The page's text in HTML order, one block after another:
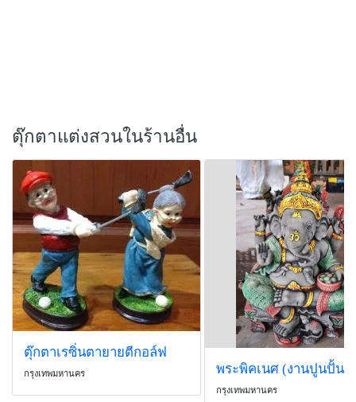
ตุ๊กตาแต่งสวนในร้านอื่น
ตุ๊กตาเรซิ่นตายายตีกอล์ฟ
กรุงเทพมหานคร
กรุงเทพมหานคร